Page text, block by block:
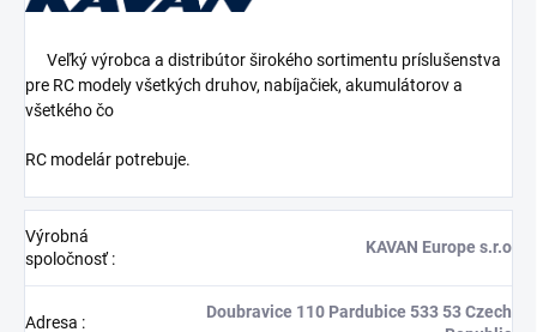
Veľký výrobca a distribútor širokého sortimentu príslušenstva
pre RC modely všetkých druhov, nabíjačiek, akumulátorov a
všetkého čo
RC modelár potrebuje.
Výrobná
spoločnosť:
KAVAN Europe s.r.o
Adresa :
Doubravice 110 Pardubice 533 53 Czech